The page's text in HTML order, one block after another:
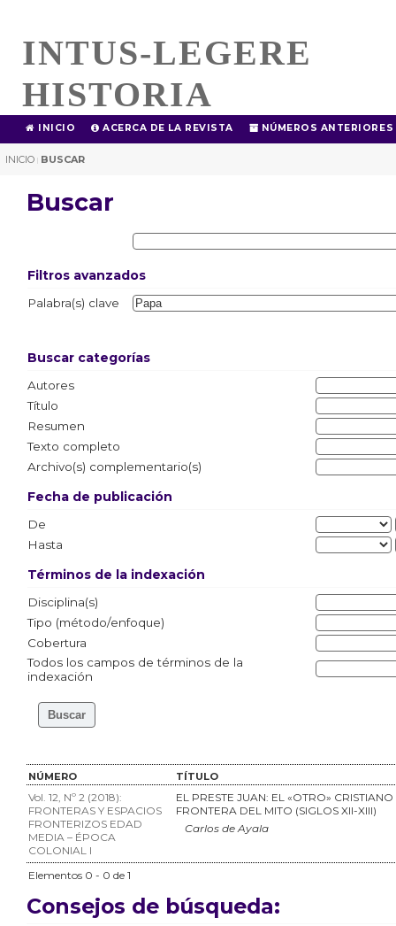
INTUS-LEGERE
HISTORIA
INICIO ACERCA DE LA REVISTA NÚMEROS ANTERIORES
INICIO | BUSCAR
Buscar
Filtros avanzados
Palabra(s) clave
Buscar categorías
Autores
Título
Resumen
Texto completo
Archivo(s) complementario(s)
Fecha de publicación
De
Hasta
Términos de la indexación
Disciplina(s)
Tipo (método/enfoque)
Cobertura
Todos los campos de términos de la
indexación
NÚMERO TÍTULO
Vol. 12, Nº 2 (2018):
FRONTERAS Y ESPACIOS
FRONTERIZOS EDAD
MEDIA – ÉPOCA
COLONIAL I
EL PRESTE JUAN: EL «OTRO»
FRONTERA DEL MITO (SIGLOS XII-XIII)
Carlos de Ayala
Elementos 0 - 0 de 1
Consejos de búsqueda: